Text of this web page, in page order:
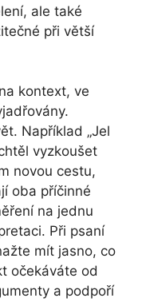
ale také
při větší
kontext, ve
Například „Jel
vyzkoušet
novou cestu,
oba příčinné
na jednu
Při psaní
mít jasno, co
očekáváte od
a podpoří